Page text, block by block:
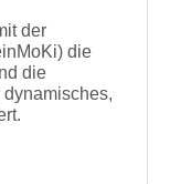
der
die
die